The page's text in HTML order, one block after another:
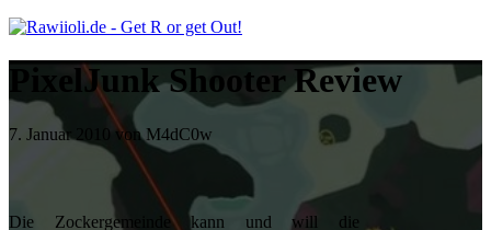
PixelJunk Shooter Review
7. Januar 2010 von M4dC0w
Die Zockergemeinde kann und will die